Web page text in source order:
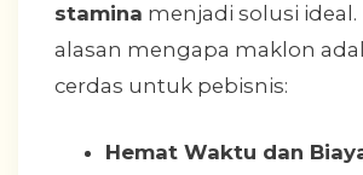
stamina menjadi solusi
alasan mengapa maklon
cerdas untuk pebisnis:
Hemat Waktu dan